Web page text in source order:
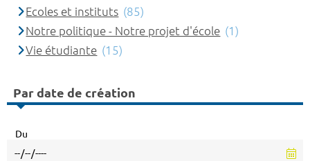
Ecoles et instituts (85)
Notre politique - Notre projet d'école (1)
Vie étudiante (15)
Par date de création
Du